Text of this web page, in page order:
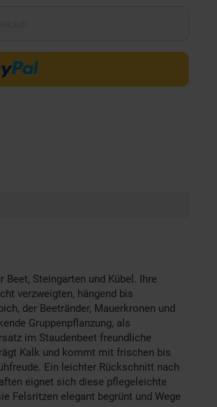
Steingarten und Kübel. Ihre
verzweigten, hängend bis
der Beetränder, Mauerkronen und
Gruppenpflanzung, als
im Staudenbeet freundliche
Kalk und kommt mit frischen bis
Ein leichter Rückschnitt nach
eignet sich diese pflegeleichte
Felsritzen elegant begrünt und Wege